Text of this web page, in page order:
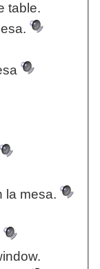
table.
la mesa.